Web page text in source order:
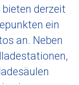
derzeit
ein
an. Neben